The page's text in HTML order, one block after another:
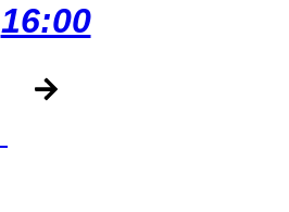
16:00